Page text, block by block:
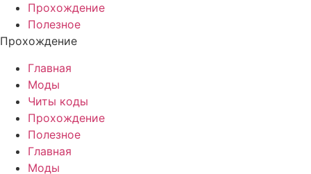
Прохождение
Полезное
Прохождение
Главная
Моды
Читы коды
Прохождение
Полезное
Главная
Моды